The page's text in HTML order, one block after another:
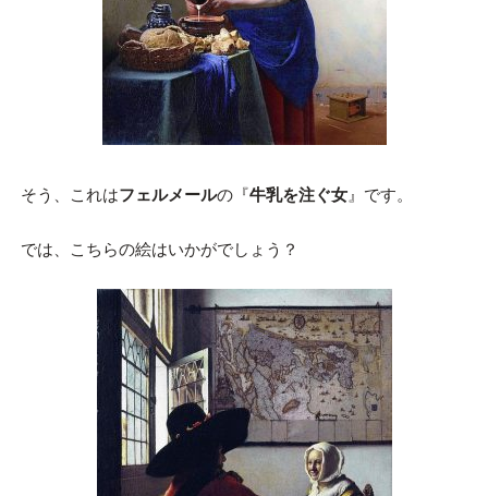
そう、これはフェルメールの『牛乳を注ぐ女』です。
では、こちらの絵はいかがでしょう？